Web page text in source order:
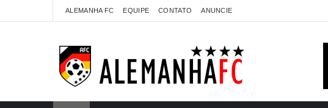
ALEMANHA FC EQUIPE CONTATO ANUNCIE